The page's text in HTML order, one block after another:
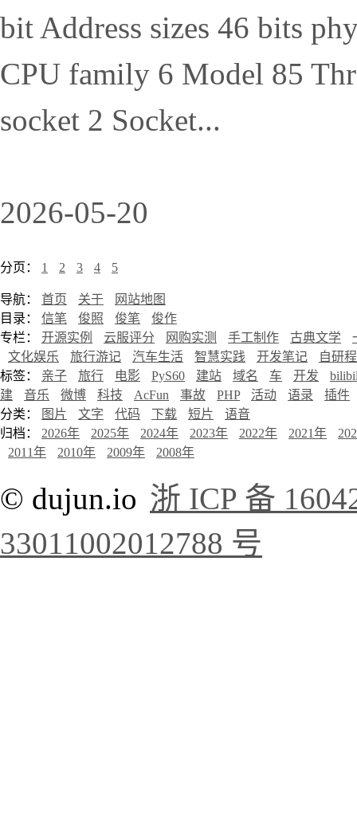
bit Address sizes 46 bits
CPU family 6 Model 85
socket 2 Socket...
2026-05-20
分页： 1 2 3 4 5
导航： 首页 关于
网站地图
目录： 信笔 俊照 俊笔
俊作
专栏： 开源实例 云服评分 网购实测 手工制作 古典文学
文化娱乐
旅行游记 汽车生活 智慧实践 开发笔记
自研
标签： 亲子 旅行 电影 PyS60 建站 域名 车 开发
建
音乐 微博 科技 AcFun 事故 PHP 活动 语录
插件
分类：
图片 文字 代码 下载 短片
语音
归档： 2026年 2025年 2024年 2023年 2022年 2021年
2011年
2010年 2009年 2008年
© dujun.io 浙 ICP 备
33011002012788 号